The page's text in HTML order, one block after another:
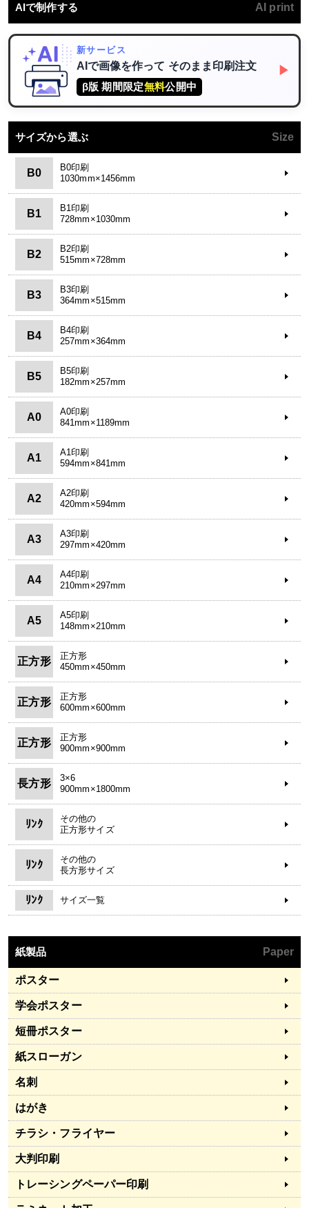
AIで制作する AI print
新サービス
AIで画像を作って そのまま印刷注文
β版 期間限定無料公開中
▶
サイズから選ぶ Size
B0
B0印刷
1030mm×1456mm
B1
B1印刷
728mm×1030mm
B2
B2印刷
515mm×728mm
B3
B3印刷
364mm×515mm
B4
B4印刷
257mm×364mm
B5
B5印刷
182mm×257mm
A0
A0印刷
841mm×1189mm
A1
A1印刷
594mm×841mm
A2
A2印刷
420mm×594mm
A3
A3印刷
297mm×420mm
A4
A4印刷
210mm×297mm
A5
A5印刷
148mm×210mm
正方形
正方形
450mm×450mm
正方形
正方形
600mm×600mm
正方形
正方形
900mm×900mm
長方形
3×6
900mm×1800mm
ﾘﾝｸ
その他の
正方形サイズ
ﾘﾝｸ
その他の
長方形サイズ
ﾘﾝｸ サイズ一覧
紙製品 Paper
ポスター
学会ポスター
短冊ポスター
紙スローガン
名刺
はがき
チラシ・フライヤー
大判印刷
トレーシングペーパー印刷